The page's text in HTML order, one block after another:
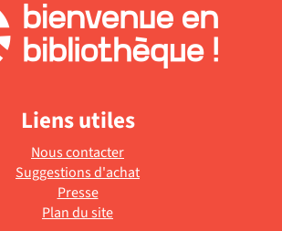
Liens utiles
Nous contacter
Suggestions d'achat
Presse
Plan du site